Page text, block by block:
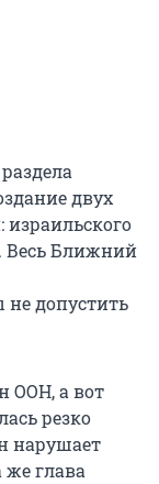
двух
израильского
Весь Ближний
допустить
ООН, а вот
резко
нарушает
же глава